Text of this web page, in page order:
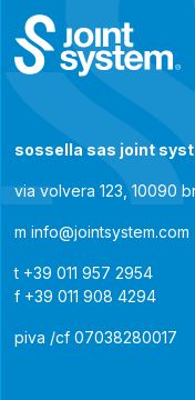
sossella sas joint
via volvera 123, 10090
m info@jointsystem.com
t +39 011 957 2954
f +39 011 908 4294
piva /cf 07038280017